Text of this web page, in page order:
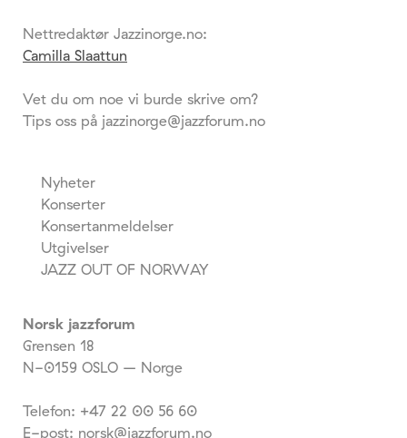
Nettredaktør Jazzinorge.no:
Camilla Slaattun
Vet du om noe vi burde skrive om?
Tips oss på jazzinorge@jazzforum.no
Nyheter
Konserter
Konsertanmeldelser
Utgivelser
JAZZ OUT OF NORWAY
Norsk jazzforum
Grensen 18
N-0159 OSLO – Norge
Telefon: +47 22 00 56 60
E-post: norsk@jazzforum.no